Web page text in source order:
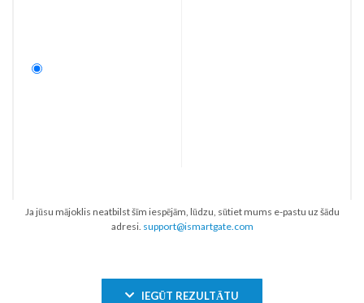
Ja jūsu mājoklis neatbilst šīm iespējām, lūdzu, sūtiet mums e-pastu uz šādu
adresi. support@ismartgate.com
IEGŪT REZULTĀTU